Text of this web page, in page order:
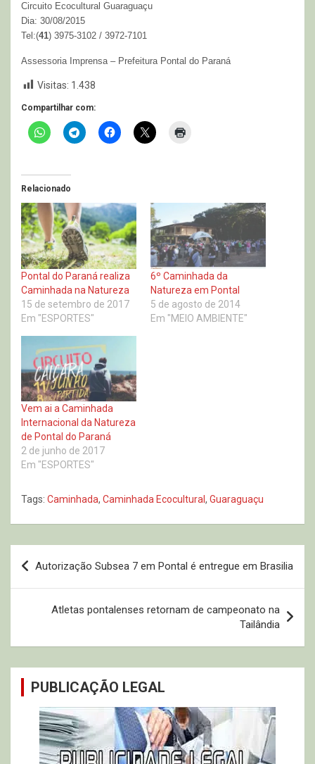
Circuito Ecocultural Guaraguaçu
Dia: 30/08/2015
Tel:(41) 3975-3102 / 3972-7101
Assessoria Imprensa – Prefeitura Pontal do Paraná
Visitas: 1.438
Compartilhar com:
Relacionado
Pontal do Paraná realiza
Caminhada na Natureza
15 de setembro de 2017
Em "ESPORTES"
6º Caminhada da
Natureza em Pontal
5 de agosto de 2014
Em "MEIO AMBIENTE"
Vem ai a Caminhada
Internacional da Natureza
de Pontal do Paraná
2 de junho de 2017
Em "ESPORTES"
Tags: Caminhada, Caminhada Ecocultural, Guaraguaçu
Navegação
de
Autorização Subsea 7 em Pontal é entregue em Brasilia
Atletas pontalenses retornam de campeonato na
Tailândia
PUBLICAÇÃO LEGAL